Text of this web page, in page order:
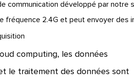
communication développé par notre
fréquence 2.4G et peut envoyer des
computing, les données
le traitement des données sont